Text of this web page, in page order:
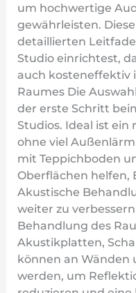
um hochwertige
gewährleisten.
detaillierten
Studio einrichtest,
auch kosteneffektiv
Raumes Die
der erste Schritt
Studios. Ideal ist
ohne viel
mit Teppichboden
Oberflächen helfen,
Akustische
weiter zu
Behandlung des
Akustikplatten,
können an Wänden
werden, um